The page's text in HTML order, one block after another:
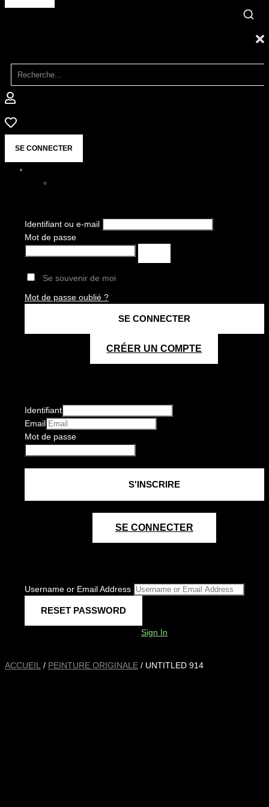
SE CONNECTER
Identifiant ou e-mail
Mot de passe
Se souvenir de moi
Mot de passe oublié ?
CRÉER UN COMPTE
Identifiant
Email
Mot de passe
SE CONNECTER
Username or Email Address
Sign In
ACCUEIL / PEINTURE ORIGINALE / UNTITLED 914